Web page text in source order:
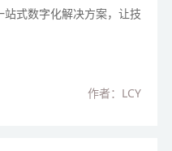
站式数字化解决方案，让技
作者：LCY